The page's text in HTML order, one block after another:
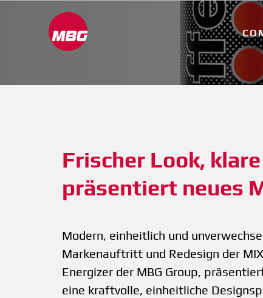
Frischer Look,
präsentiert neues
Modern, einheitlich und
Markenauftritt und Redesign der
Energizer der MBG Group,
eine kraftvolle, einheitliche